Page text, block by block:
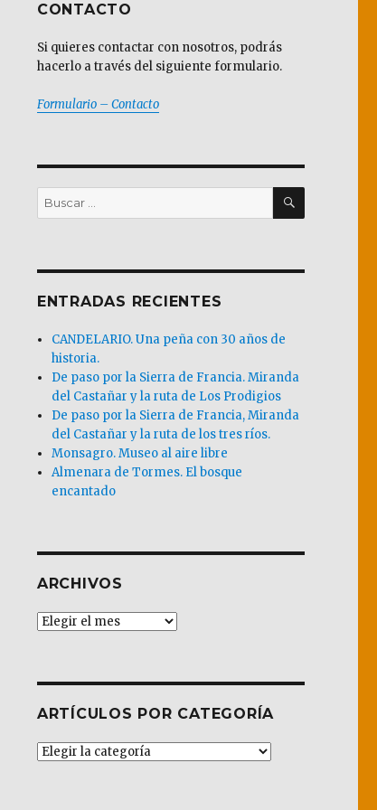
CONTACTO
Si quieres contactar con nosotros, podrás
hacerlo a través del siguiente formulario.
Formulario – Contacto
Buscar
por:
BUSCAR
ENTRADAS RECIENTES
CANDELARIO. Una peña con 30 años de
historia.
De paso por la Sierra de Francia. Miranda
del Castañar y la ruta de Los Prodigios
De paso por la Sierra de Francia, Miranda
del Castañar y la ruta de los tres ríos.
Monsagro. Museo al aire libre
Almenara de Tormes. El bosque
encantado
ARCHIVOS
Archivos
ARTÍCULOS POR CATEGORÍA
Artículos